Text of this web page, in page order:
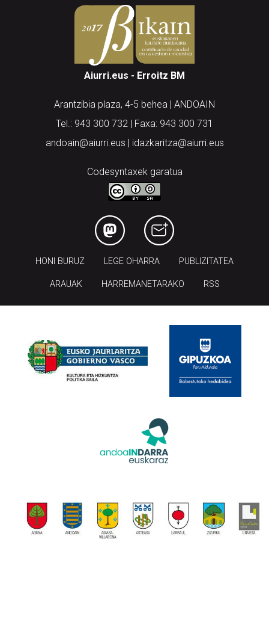
Aiurri.eus - Erroitz BM
Arantzibia plaza, 4-5 behea | ANDOAIN
Tel.: 943 300 732 | Faxa: 943 300 731
andoain@aiurri.eus | idazkaritza@aiurri.eus
Codesyntaxek garatua
HONI BURUZ LEGE OHARRA PUBLIZITATEA
ARAUAK HARREMANETARAKO RSS